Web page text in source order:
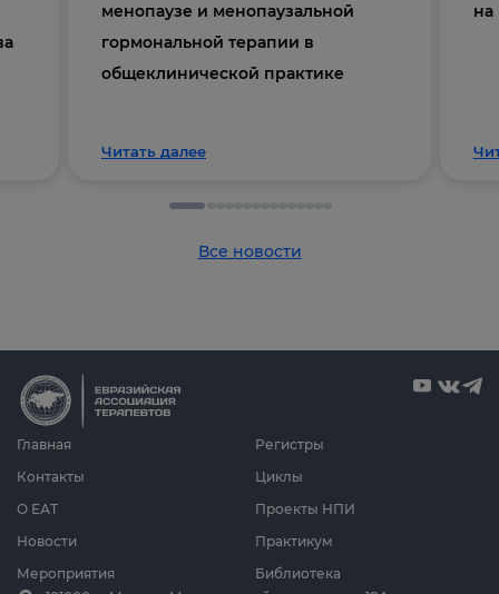
менопаузе и менопаузальной
гормональной терапии в
общеклинической практике
Читать далее
на
Все новости
Главная
О ЕАТ
Новости
Мероприятия
Циклы
Проекты НПИ
Практикум
Библиотека
Регистры
Контакты